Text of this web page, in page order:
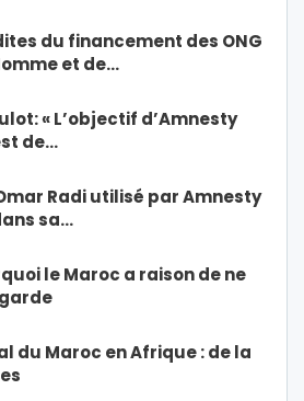
du financement des ONG
et de…
« L’objectif d’Amnesty
de…
Radi utilisé par Amnesty
sa…
le Maroc a raison de ne
du Maroc en Afrique : de la